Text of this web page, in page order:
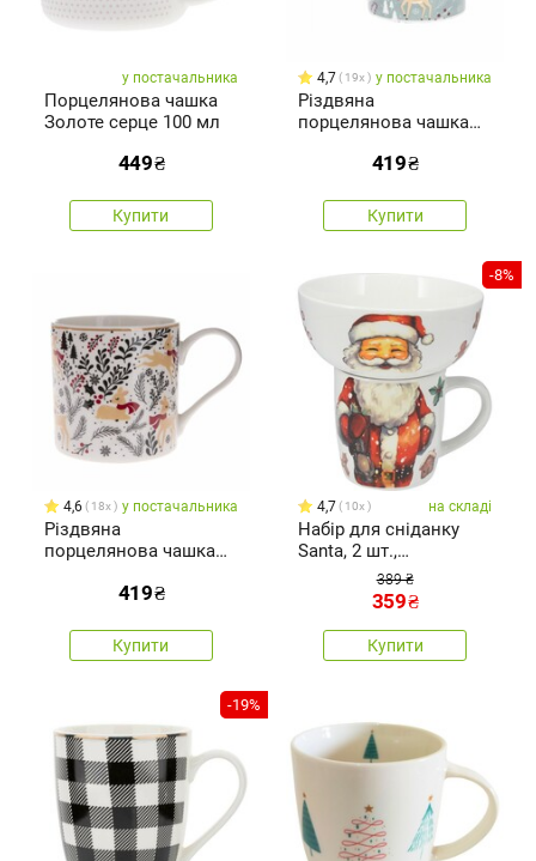
у постачальника
Порцелянова чашка
Золоте серце 100 мл
449₴
Купити
4,7 19x у постачальника
Різдвяна
порцелянова чашка
419₴
Купити
4,6 18x у постачальника
Різдвяна
порцелянова чашка
419₴
Купити
-8%
4,7 10x на складі
Набір для сніданку
Santa, 2 шт.,
порцеляна389 ₴
359₴
Купити
-19%